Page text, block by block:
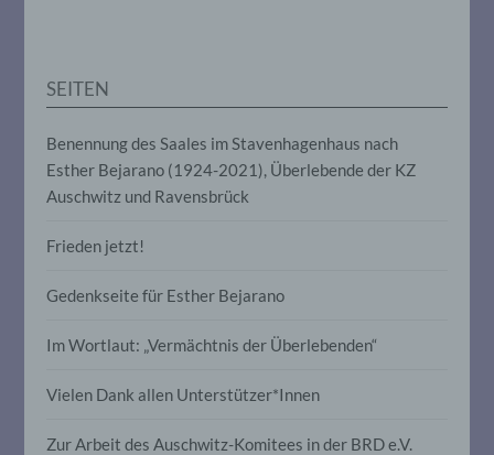
SEITEN
Benennung des Saales im Stavenhagenhaus nach
Esther Bejarano (1924-2021), Überlebende der KZ
Auschwitz und Ravensbrück
Frieden jetzt!
Gedenkseite für Esther Bejarano
Im Wortlaut: „Vermächtnis der Überlebenden“
Vielen Dank allen Unterstützer*Innen
Zur Arbeit des Auschwitz-Komitees in der BRD e.V.
e) Profiling
Profiling ist jede Art der automatisierten
Verarbeitung personenbezogener Daten,
die darin besteht, dass diese
werden, um bestimmte persönliche
insbesondere, um Aspekte bezüglich
Gesundheit, persönlicher Vorlieben,
natürlichen Person zu analysieren oder